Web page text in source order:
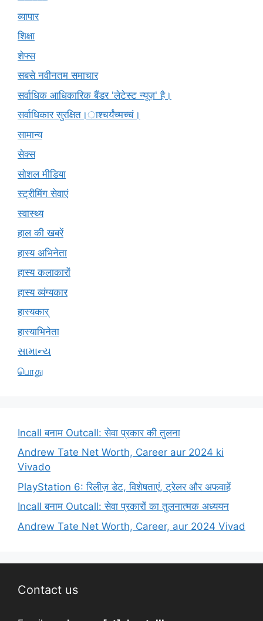
व्यापार
शिक्षा
शेफ्स
सबसे नवीनतम समाचार
सर्वाधिक आधिकारिक बैंडर 'लेटेस्ट न्यूज़' है।
सर्वाधिकार सुरक्षित।ाश्चर्यंच्मच्चं।
सामान्य
सेक्स
सोशल मीडिया
स्ट्रीमिंग सेवाएं
स्वास्थ्य
हाल की खबरें
हास्य अभिनेता
हास्य कलाकारों
हास्य व्यंग्यकार
हास्यकार्
हास्याभिनेता
સામાન્ય
பொது
Incall बनाम Outcall: सेवा प्रकार की तुलना
Andrew Tate Net Worth, Career aur 2024 ki
Vivado
PlayStation 6: रिलीज़ डेट, विशेषताएं, ट्रेलर और अफवाहें
Incall बनाम Outcall: सेवा प्रकारों का तुलनात्मक अध्ययन
Andrew Tate Net Worth, Career, aur 2024 Vivad
Contact us